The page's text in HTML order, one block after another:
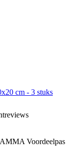
cm - 3 stuks
Voordeelpas